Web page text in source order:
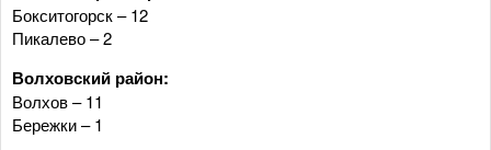
Бокситогорск – 12
Пикалево – 2
Волховский район:
Волхов – 11
Бережки – 1